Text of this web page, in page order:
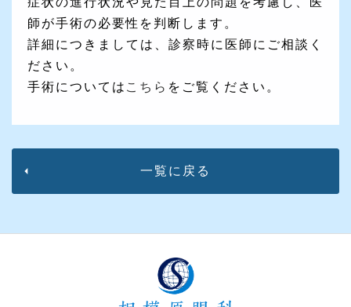
師が手術の必要性を判断します。
詳細につきましては、診察時に医師にご相談く
ださい。
手術については こちら をご覧ください。
一覧に戻る